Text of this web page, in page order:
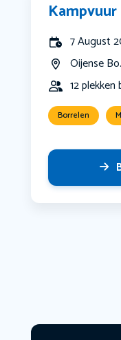
7 August
Oijense
12
Borrelen